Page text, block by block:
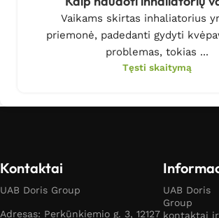
Vaikams skirtas inhaliatorius
priemonė, padedanti gydyti
problemas, tokias ...
Tęsti skaitymą
Kontaktai
UAB Doris Group
Adresas: Perkūnkiemio g. 3, 12127
UAB Doris
Group
kontaktai ir